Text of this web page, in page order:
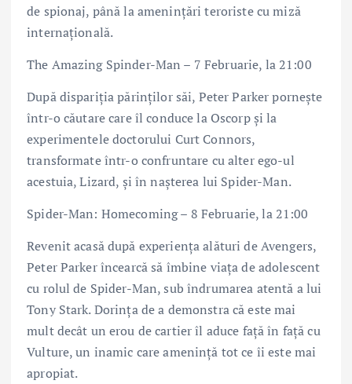
de spionaj, până la amenințări teroriste cu miză
internațională.
The Amazing Spinder-Man – 7 Februarie, la 21:00
După dispariția părinților săi, Peter Parker pornește
într-o căutare care îl conduce la Oscorp și la
experimentele doctorului Curt Connors,
transformate într-o confruntare cu alter ego-ul
acestuia, Lizard, și în nașterea lui Spider-Man.
Spider-Man: Homecoming – 8 Februarie, la 21:00
Revenit acasă după experiența alături de Avengers,
Peter Parker încearcă să îmbine viața de adolescent
cu rolul de Spider-Man, sub îndrumarea atentă a lui
Tony Stark. Dorința de a demonstra că este mai
mult decât un erou de cartier îl aduce față în față cu
Vulture, un inamic care amenință tot ce îi este mai
apropiat.